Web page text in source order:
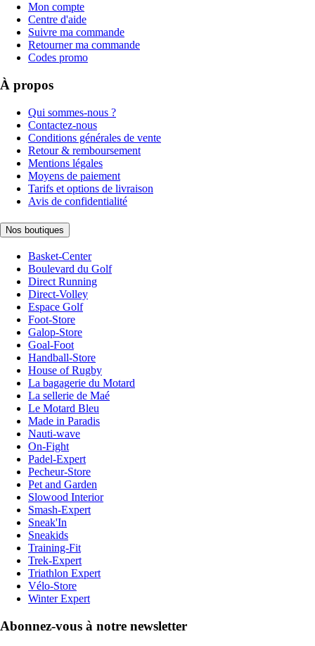
Mon compte
Centre d'aide
Suivre ma commande
Retourner ma commande
Codes promo
À propos
Qui sommes-nous ?
Contactez-nous
Conditions générales de vente
Retour & remboursement
Mentions légales
Moyens de paiement
Tarifs et options de livraison
Avis de confidentialité
Nos boutiques
Basket-Center
Boulevard du Golf
Direct Running
Direct-Volley
Espace Golf
Foot-Store
Galop-Store
Goal-Foot
Handball-Store
House of Rugby
La bagagerie du Motard
La sellerie de Maé
Le Motard Bleu
Made in Paradis
Nauti-wave
On-Fight
Padel-Expert
Pecheur-Store
Pet and Garden
Slowood Interior
Smash-Expert
Sneak'In
Sneakids
Training-Fit
Trek-Expert
Triathlon Expert
Vélo-Store
Winter Expert
Abonnez-vous à notre newsletter